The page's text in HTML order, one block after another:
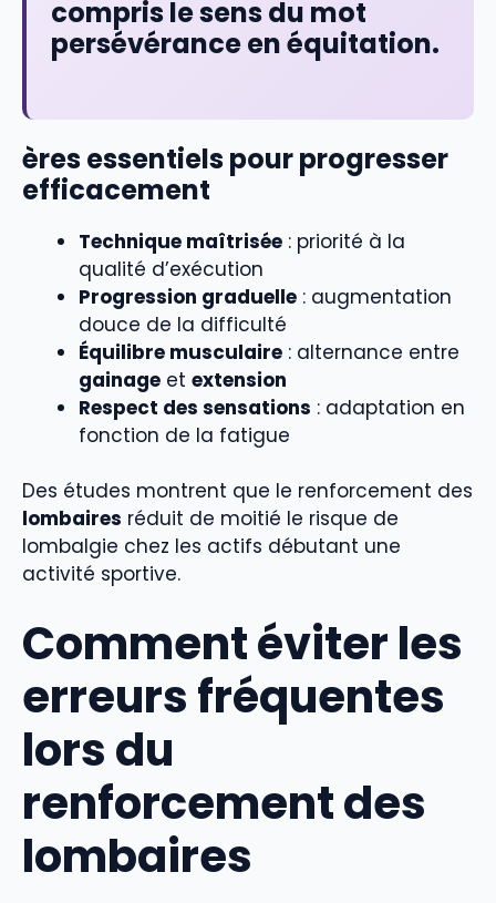
compris le sens du mot
persévérance en équitation.
ères essentiels pour progresser
efficacement
Technique maîtrisée : priorité à la
qualité d’exécution
Progression graduelle : augmentation
douce de la difficulté
Équilibre musculaire : alternance entre
gainage et extension
Respect des sensations : adaptation en
fonction de la fatigue
Des études montrent que le renforcement des
lombaires réduit de moitié le risque de
lombalgie chez les actifs débutant une
activité sportive.
Comment éviter les
erreurs fréquentes
lors du
renforcement des
lombaires